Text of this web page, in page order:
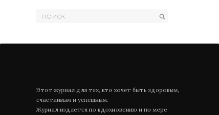
Этот журнал для тех, кто хочет быть здоровым,
счастливым и успешным.
Журнал издается по вдохновению и по мере